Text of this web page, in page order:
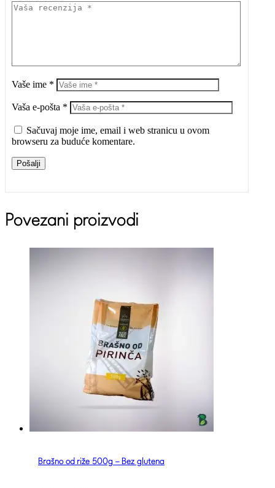
Vaše ime *
Vaša e-pošta *
Sačuvaj moje ime, email i web stranicu u ovom
browseru za buduće komentare.
Pošalji
Povezani proizvodi
Brašno od riže 500g – Bez glutena